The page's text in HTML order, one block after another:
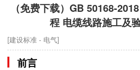
（免费下载）GB 50168-
程 电缆线路施工及
[建设标准 - 电气]
前言